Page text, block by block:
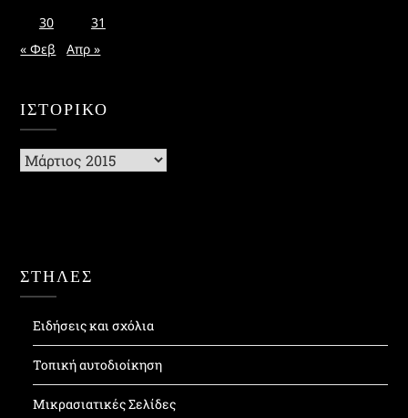
30
31
« Φεβ
Απρ »
ΙΣΤΟΡΙΚΌ
Ιστορικό
ΣΤΗΛΕΣ
Ειδήσεις και σχόλια
Τοπική αυτοδιοίκηση
Μικρασιατικές Σελίδες